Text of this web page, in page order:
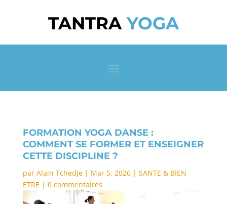
TANTRAYOGA
FORMATION YOGA DANSE :
COMMENT SE FORMER ET ENSEIGNER
CETTE DISCIPLINE ?
par Alain Tchedje| Mar 5, 2026| SANTE & BIEN
ETRE | 0 commentaires